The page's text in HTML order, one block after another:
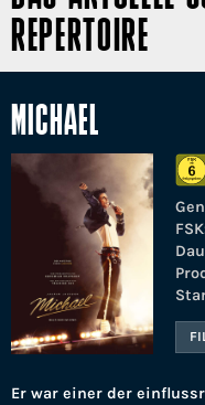
REPERTOIRE
MICHAEL
Er war einer der